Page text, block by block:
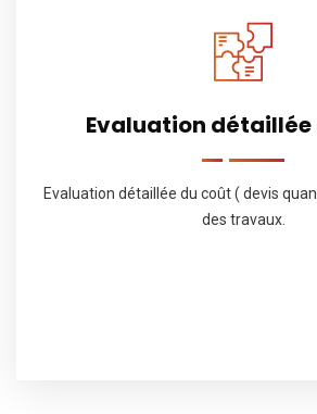
Evaluation détaillée
Evaluation détaillée du coût ( devis
des travaux.